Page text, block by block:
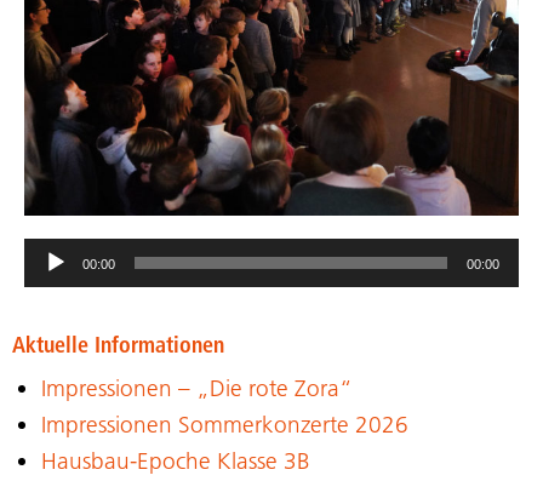
Audio-
Player
00:00 00:00
Aktuelle Informationen
Impressionen – „Die rote Zora“
Impressionen Sommerkonzerte 2026
Hausbau-Epoche Klasse 3B